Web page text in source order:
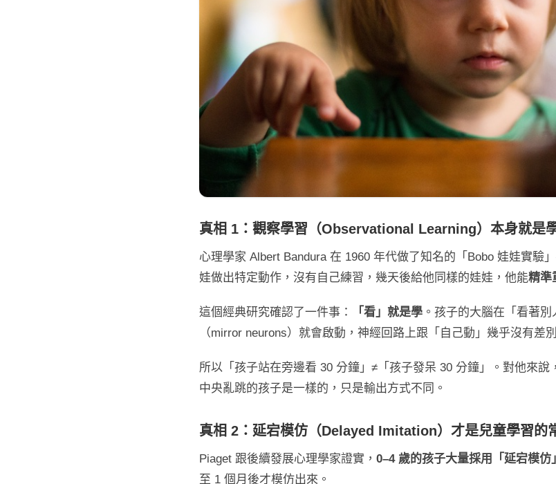
真相 1 ： 觀察學習（Observational Learning） 本身就是
心理學家 Albert Bandura 在 1960 年代做了知名的「Bobo 娃娃實
娃做出特定動作，沒有自己練習，幾天後給他同樣的娃娃，他能精準
這個經典研究確認了一件事： 「看」就是學 。孩子的大腦在「看著
（mirror neurons）就會啟動，神經回路上跟「自己動」幾乎沒有
所以「孩子站在旁邊看 30 分鐘」≠「孩子發呆 30 分鐘」。對他來說
中央亂跳的孩子是一樣的，只是輸出方式不同。
真相 2 ： 延宕模仿（Delayed Imitation） 才是兒童學習的
Piaget 跟後續發展心理學家證實， 0–4 歲的孩子大量採用「延宕模仿」
至 1 個月後才模仿出來。